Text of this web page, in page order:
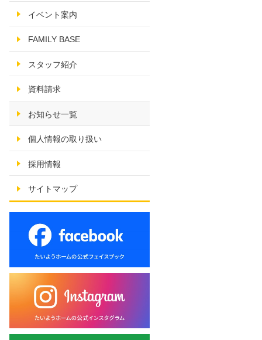
イベント案内
FAMILY BASE
スタッフ紹介
資料請求
お知らせ一覧
個人情報の取り扱い
採用情報
サイトマップ